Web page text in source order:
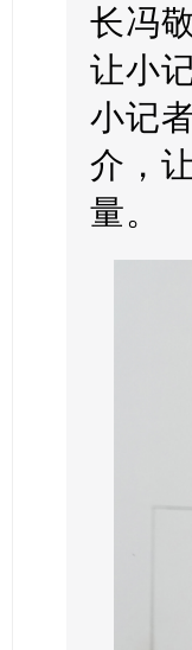
长冯
让小
小记
介，
量。